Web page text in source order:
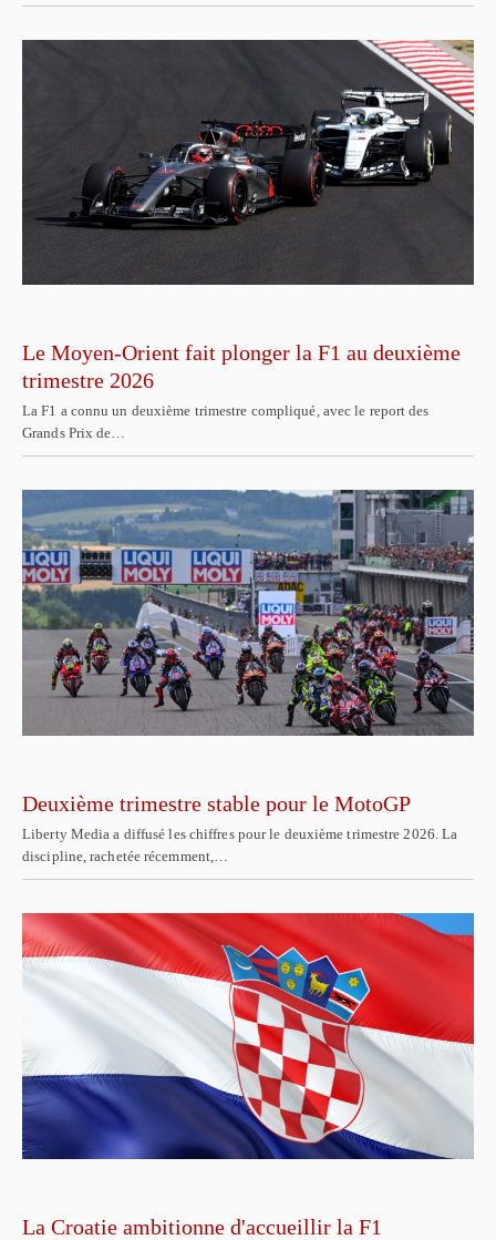
Le Moyen-Orient fait plonger la F1 au deuxième
trimestre 2026
La F1 a connu un deuxième trimestre compliqué, avec le report des
Grands Prix de…
Deuxième trimestre stable pour le MotoGP
Liberty Media a diffusé les chiffres pour le deuxième trimestre 2026. La
discipline, rachetée récemment,…
La Croatie ambitionne d'accueillir la F1